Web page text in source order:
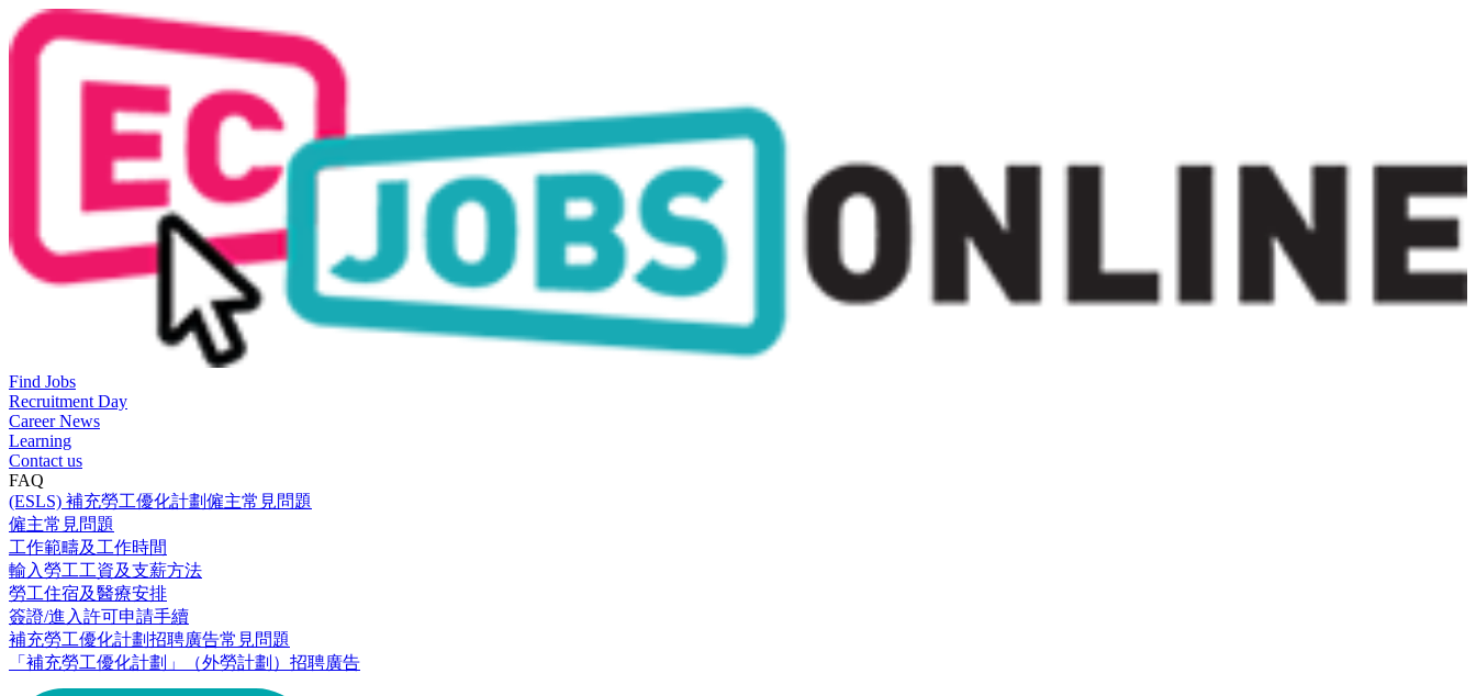
Find Jobs
Recruitment Day
Career News
Learning
Contact us
FAQ
(ESLS) 補充勞工優化計劃僱主常見問題
僱主常見問題
工作範疇及工作時間
輸入勞工工資及支薪方法
勞工住宿及醫療安排
簽證/進入許可申請手續
補充勞工優化計劃招聘廣告常見問題
「補充勞工優化計劃」（外勞計劃）招聘廣告